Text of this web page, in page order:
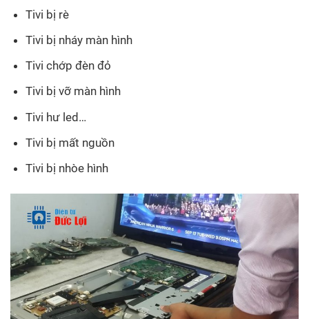
Tivi bị rè
Tivi bị nháy màn hình
Tivi chớp đèn đỏ
Tivi bị vỡ màn hình
Tivi hư led…
Tivi bị mất nguồn
Tivi bị nhòe hình